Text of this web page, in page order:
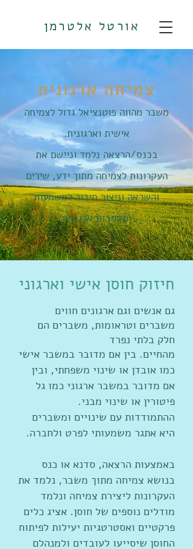
אורטל אלטרמן
צמיחה ארגונית
משבר מהווה פוטנציאל גדול לצמיחה
אישית וארגונית.
בכנס/הרצאה נלמד וניישם את
העקרונות לצמיחה מתוך ידע, שירים
והשראה וניצור חיבור למשמעות
ומחויבות ארגונית
חיזוק חוסן אישי וארגוני
גם אנשים וגם ארגונים חווים
משברים וטראומות, משברים הם
חלק בלתי נפרד
מהחיים. בין אם מדובר במשבר אישי
כמו אובדן או שינוי משפחתי, ובין
אם מדובר במשבר ארגוני כמו גל
פיטורין או שינוי מבני.
ההתמודדות עם שינויים ומשברים
היא אתגר משמעותי לפרט ולחברה.
באמצעות הרצאה, סדנא או כנס
בנושא צמיחה מתוך משבר, נלמד את
העקרונות ליצירת צמיחה ונלמד
מודלים נוספים של חוסן. אציג כלים
פרקטיים ואסטרטגיות יעילות לפיתוח
החוסן שיסייעו לעובדים ולמנהלם